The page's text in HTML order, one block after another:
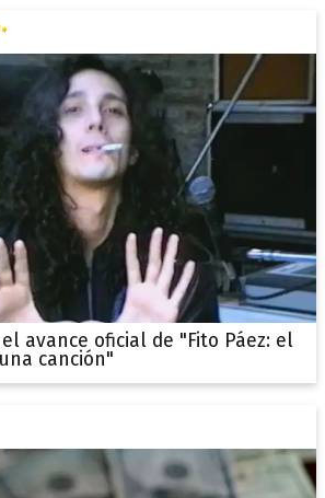
avance oficial de "Fito Páez: el
canción"